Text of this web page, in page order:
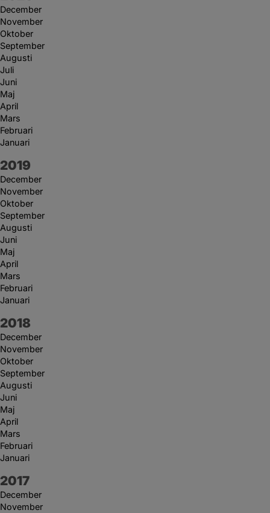
December
November
Oktober
September
Augusti
Juli
Juni
Maj
April
Mars
Februari
Januari
År:
2019
December
November
Oktober
September
Augusti
Juni
Maj
April
Mars
Februari
Januari
År:
2018
December
November
Oktober
September
Augusti
Juni
Maj
April
Mars
Februari
Januari
År:
2017
December
November